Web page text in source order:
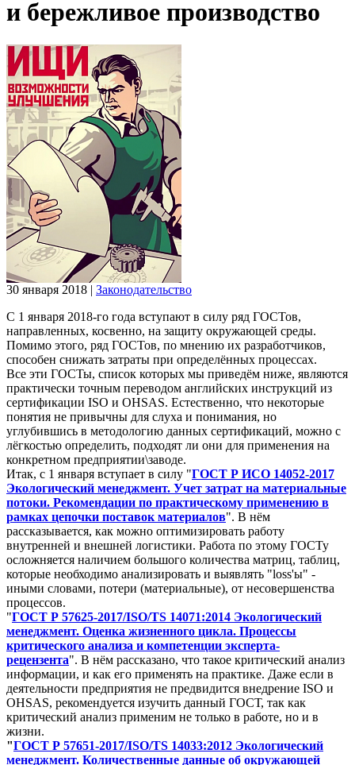
и бережливое производство
30 января 2018 | Законодательство
С 1 января 2018-го года вступают в силу ряд ГОСТов,
направленных, косвенно, на защиту окружающей среды.
Помимо этого, ряд ГОСТов, по мнению их разработчиков,
способен снижать затраты при определённых процессах.
Все эти ГОСТы, список которых мы приведём ниже, являются
практически точным переводом английских инструкций из
сертификации ISO и OHSAS. Естественно, что некоторые
понятия не привычны для слуха и понимания, но
углубившись в методологию данных сертификаций, можно с
лёгкостью определить, подходят ли они для применения на
конкретном предприятии\заводе.
Итак, с 1 января вступает в силу "ГОСТ Р ИСО 14052-2017
Экологический менеджмент. Учет затрат на материальные
потоки. Рекомендации по практическому применению в
рамках цепочки поставок материалов". В нём
рассказывается, как можно оптимизировать работу
внутренней и внешней логистики. Работа по этому ГОСТу
осложняется наличием большого количества матриц, таблиц,
которые необходимо анализировать и выявлять "loss'ы" -
иными словами, потери (материальные), от несовершенства
процессов.
"ГОСТ Р 57625-2017/ISO/TS 14071:2014 Экологический
менеджмент. Оценка жизненного цикла. Процессы
критического анализа и компетенции эксперта-
рецензента". В нём рассказано, что такое критический анализ
информации, и как его применять на практике. Даже если в
деятельности предприятия не предвидится внедрение ISO и
OHSAS, рекомендуется изучить данный ГОСТ, так как
критический анализ применим не только в работе, но и в
жизни.
"ГОСТ Р 57651-2017/ISO/TS 14033:2012 Экологический
менеджмент. Количественные данные об окружающей